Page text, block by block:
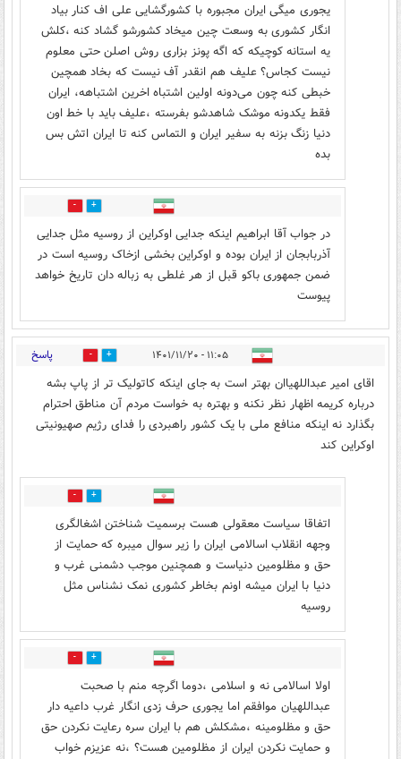
یجوری میگی ایران مجبوره با کشورگشایی علی اف کنار بیاد
انگار کشوری به وسعت چین میخاد کشورشو گشاد کنه ،کلش
یه استانه کوچیکه که اگه پونز بزاری روش اصلن حتی معلوم
نیست کجاس؟ علیف هم انقدر آف نیست که بخاد همچین
خبطی کنه چون می‌دونه اولین اشتباه اخرین اشتباهه، ایران
فقط یکدونه موشک شاهدشو بفرسته ،علیف باید با خط اون
دنیا زنگ بزنه به سفیر ایران و التماس کنه تا ایران اتش بس
بده
0
در جواب آقا ابراهیم اینکه جدایی اوکراین از روسیه مثل جدایی
آذربابجان از ایران بوده و اوکراین بخشی ازخاک روسیه است در
ضمن جمهوری باکو قبل از هر غلطی به زباله دان تاریخ خواهد
پیوست
۱۱:۰۵ - ۱۴۰۱/۱۱/۲۰ 5 پاسخ
اقای امیر عبداللهیاان بهتر است به جای اینکه کاتولیک تر از پاپ بشه
درباره کریمه اظهار نظر نکنه و بهتره به خواست مردم آن مناطق احترام
بگذارد نه اینکه منافع ملی با یک کشور راهبردی را فدای رژیم صهیونیتی
اوکراین کند
3
اتفاقا سیاست معقولی هست برسمیت شناختن اشغالگری
وجهه انقلاب اسالامی ایران را زیر سوال میبره که حمایت از
حق و مظلومین دنیاست و همچنین موجب دشمنی غرب و
دنیا با ایران میشه اونم بخاطر کشوری نمک نشناس مثل
روسیه
0
اولا اسالامی نه و اسلامی ،دوما اگرچه منم با صحبت
عبداللهیان موافقم اما یجوری حرف زدی انگار غرب داعیه دار
حق و مظلومینه ،مشکلش هم با ایران سره رعایت نکردن حق
و حمایت نکردن ایران از مظلومین هست؟ ،نه عزیزم خواب